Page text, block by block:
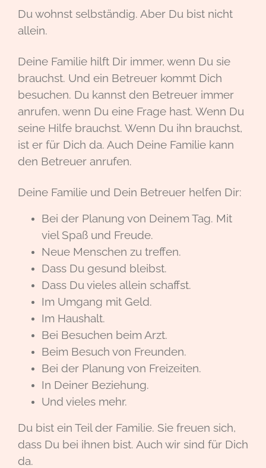
Du wohnst selbständig. Aber Du bist nicht
allein.
Deine Familie hilft Dir immer, wenn Du sie
brauchst. Und ein Betreuer kommt Dich
besuchen. Du kannst den Betreuer immer
anrufen, wenn Du eine Frage hast. Wenn Du
seine Hilfe brauchst. Wenn Du ihn brauchst,
ist er für Dich da. Auch Deine Familie kann
den Betreuer anrufen.
Deine Familie und Dein Betreuer helfen Dir:
Bei der Planung von Deinem Tag. Mit
viel Spaß und Freude.
Neue Menschen zu treffen.
Dass Du gesund bleibst.
Dass Du vieles allein schaffst.
Im Umgang mit Geld.
Im Haushalt.
Bei Besuchen beim Arzt.
Beim Besuch von Freunden.
Bei der Planung von Freizeiten.
In Deiner Beziehung.
Und vieles mehr.
Du bist ein Teil der Familie. Sie freuen sich,
dass Du bei ihnen bist. Auch wir sind für Dich
da.